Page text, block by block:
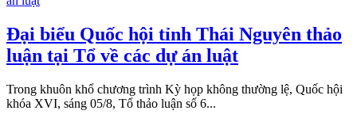
Đại biểu Quốc hội tỉnh Thái Nguyên thảo
luận tại Tổ về các dự án luật
Trong khuôn khổ chương trình Kỳ họp không thường lệ, Quốc hội
khóa XVI, sáng 05/8, Tổ thảo luận số 6...